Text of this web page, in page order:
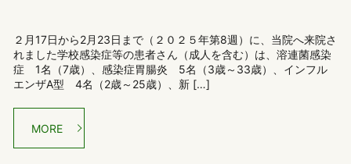
２月17日から2月23日まで（２０２５年第8週）に、当院へ来院さ
れました学校感染症等の患者さん（成人を含む）は、溶連菌感染
症 1名（7歳）、感染症胃腸炎 5名（3歳～33歳）、インフル
エンザA型 4名（2歳～25歳）、新 […]
MORE